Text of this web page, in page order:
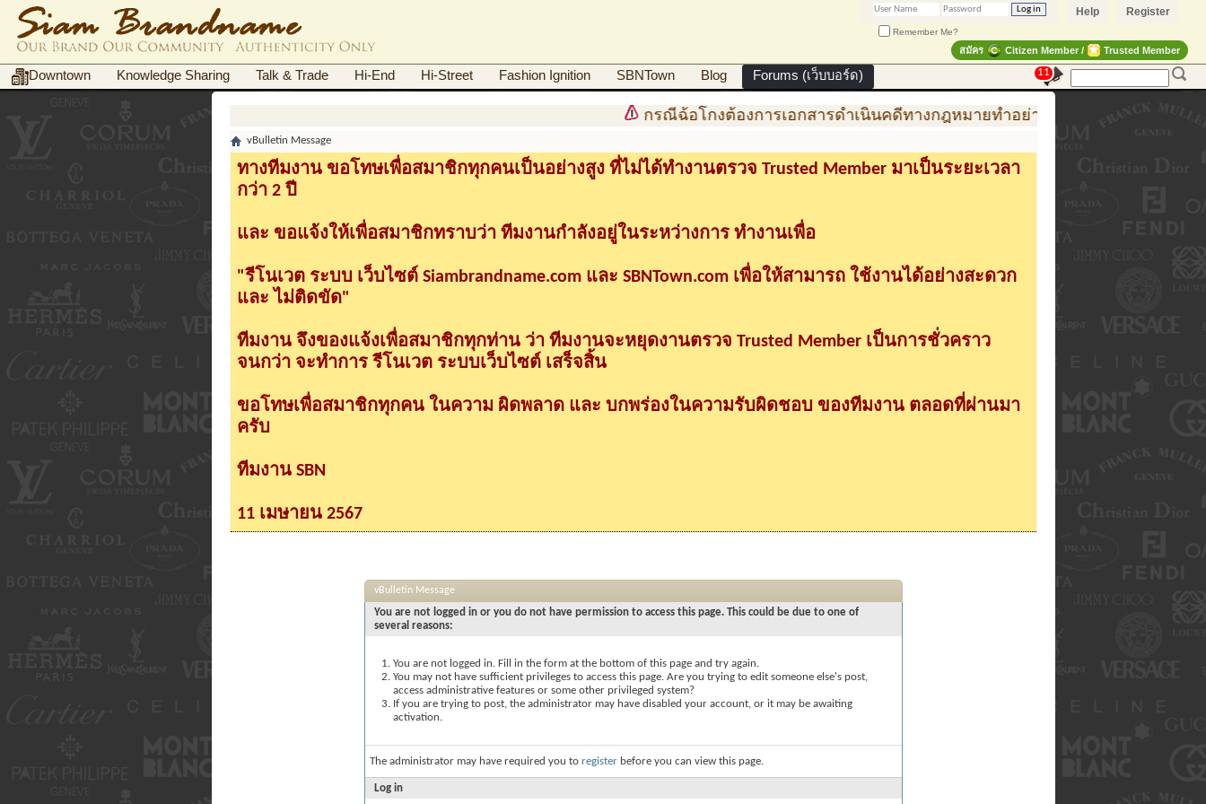
Register
Help
Remember Me?
สมัคร Citizen Member / Trusted Member
Downtown Knowledge Sharing Talk & Trade Hi-End Hi-Street Fashion Ignition SBNTown Blog Forums (เว็บบอร์ด) 11
กรณีฉ้อโกงต้องการเอกสารดำเนินคดีทางกฎหมายทำอย่างไร
vBulletin Message
ทางทีมงาน ขอโทษเพื่อสมาชิกทุกคนเป็นอย่างสูง ที่ไม่ได้ทำงานตรวจ Trusted Member มาเป็นระยะเวลา
กว่า 2 ปี
และ ขอแจ้งให้เพื่อสมาชิกทราบว่า ทีมงานกำลังอยู่ในระหว่างการ ทำงานเพื่อ
"รีโนเวต ระบบ เว็บไซต์ Siambrandname.com และ SBNTown.com เพื่อให้สามารถ ใช้งานได้อย่างสะดวก
และ ไม่ติดขัด"
ทีมงาน จึงของแจ้งเพื่อสมาชิกทุกท่าน ว่า ทีมงานจะหยุดงานตรวจ Trusted Member เป็นการชั่วคราว
จนกว่า จะทำการ รีโนเวต ระบบเว็บไซต์ เสร็จสิ้น
ขอโทษเพื่อสมาชิกทุกคน ในความ ผิดพลาด และ บกพร่องในความรับผิดชอบ ของทีมงาน ตลอดที่ผ่านมา
ครับ
ทีมงาน SBN
11 เมษายน 2567
vBulletin Message
You are not logged in or you do not have permission to access this page. This could be due to one of
several reasons:
You are not logged in. Fill in the form at the bottom of this page and try again.
You may not have sufficient privileges to access this page. Are you trying to edit someone else's post,
access administrative features or some other privileged system?
If you are trying to post, the administrator may have disabled your account, or it may be awaiting
activation.
The administrator may have required you to registerbefore you can view this page.
Log in